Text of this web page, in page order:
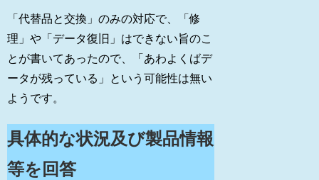
「代替品と交換」のみの対応で、「修
理」や「データ復旧」はできない旨のこ
とが書いてあったので、「あわよくばデ
ータが残っている」という可能性は無い
ようです。
具体的な状況及び製品情報
等を回答